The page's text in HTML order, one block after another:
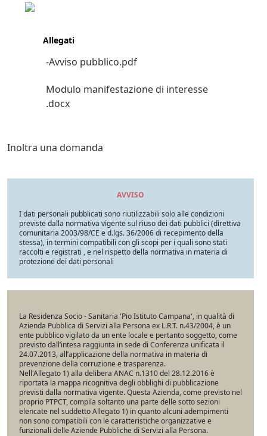
Allegati
-Avviso pubblico.pdf
Modulo manifestazione di interesse
.docx
Inoltra una domanda
AVVISO
I dati personali pubblicati sono riutilizzabili solo alle condizioni
previste dalla normativa vigente sul riuso dei dati pubblici (direttiva
comunitaria 2003/98/CE e d.lgs. 36/2006 di recepimento della
stessa), in termini compatibili con gli scopi per i quali sono stati
raccolti e registrati , e nel rispetto della normativa in materia di
protezione dei dati personali
La Residenza Socio - Sanitaria 'Pio Istituto Campana', in qualità di
Azienda Pubblica di Servizi alla Persona ex L.R.T. n.43/2004, è un
ente pubblico vigilato da un ente locale e pertanto soggetto, come
previsto dall’intesa raggiunta in sede di Conferenza unificata il
24.07.2013, all’applicazione della normativa in materia di
prevenzione della corruzione e trasparenza.
Nell'Allegato 1) alla delibera ANAC n.1310 del 28.12.2016 è
riportata la mappa ricognitiva degli obblighi di pubblicazione
previsti dalla normativa vigente. Questa Azienda, come previsto nel
proprio PTPCT, compila soltanto una parte delle sotto sezioni
elencate nel suddetto Allegato 1) in quanto alcuni adempimenti
non sono compatibili con le caratteristiche organizzative e
funzionali delle Aziende Pubbliche di Servizi alla Persona.